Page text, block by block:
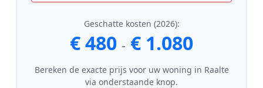
Geschatte kosten (2026):
€ 480 - € 1.080
Bereken de exacte prijs voor uw woning in Raalte
via onderstaande knop.